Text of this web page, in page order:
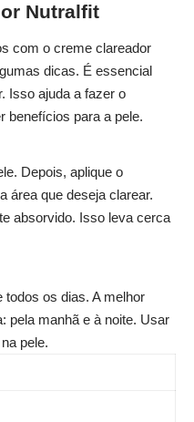
Nutralfit
com o creme clareador
dicas. É essencial
Isso ajuda a fazer o
benefícios para a pele.
Depois, aplique o
área que deseja clarear.
absorvido. Isso leva cerca
os dias. A melhor
pela manhã e à noite. Usar
pele.